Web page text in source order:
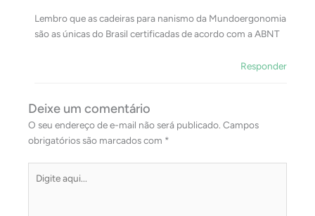
Lembro que as cadeiras para nanismo da Mundoergonomia
são as únicas do Brasil certificadas de acordo com a ABNT
Responder
Deixe um comentário
O seu endereço de e-mail não será publicado. Campos
obrigatórios são marcados com *
aqui...